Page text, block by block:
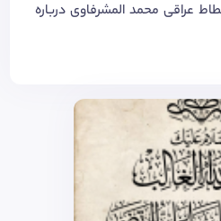
عراقی محمد المشرفاوی درباره